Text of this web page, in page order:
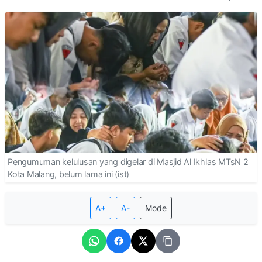
Pengumuman kelulusan yang digelar di Masjid Al Ikhlas MTsN 2
Kota Malang, belum lama ini (ist)
A+ A- Mode